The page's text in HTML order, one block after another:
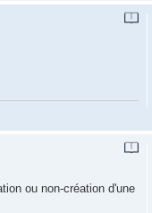
ou non-création d'une